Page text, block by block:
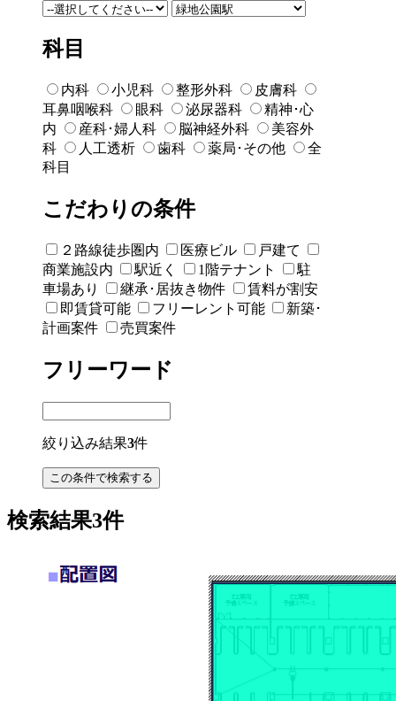
科目
内科 小児科 整形外科
皮膚科
耳鼻咽喉科
眼科 泌尿器科
精神･心
内
産科･婦人科 脳神経外科
美容外
科
人工透析 歯科 薬局･その他
全
科目
こだわりの条件
２路線徒歩圏内 医療ビル
戸建て
商業施設内
駅近く 1階テナント
駐
車場あり
継承･居抜き物件
賃料が割安
即賃貸可能
フリーレント可能
新築･
計画案件
売買案件
フリーワード
絞り込み結果3件
検索結果3件